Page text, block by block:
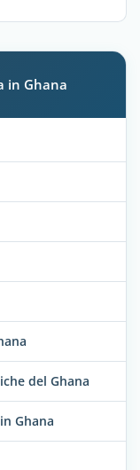
in Ghana
del Ghana
Ghana